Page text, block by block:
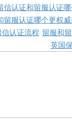
信认证和留服认证
留服认证哪个更权
信认证流程 留服和
英国